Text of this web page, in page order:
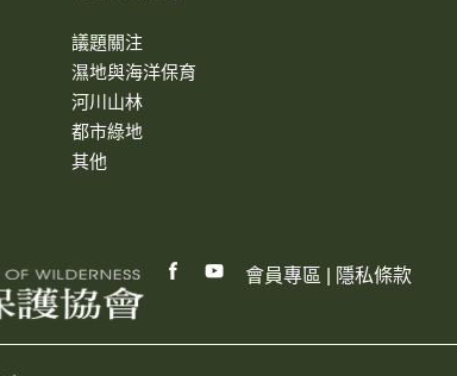
議題關注
濕地與海洋保育
河川山林
都市綠地
其他
會員專區 隱私條款